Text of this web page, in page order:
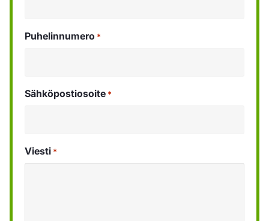
Puhelinnumero *
Sähköpostiosoite *
Viesti *